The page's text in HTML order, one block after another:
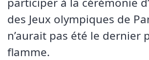
des Jeux olympiques de
n’aurait pas été le dernier
flamme.